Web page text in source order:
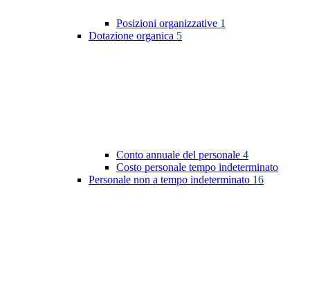
Posizioni organizzative 1
Dotazione organica 5
Conto annuale del personale 4
Costo personale tempo indeterminato
Personale non a tempo indeterminato 16